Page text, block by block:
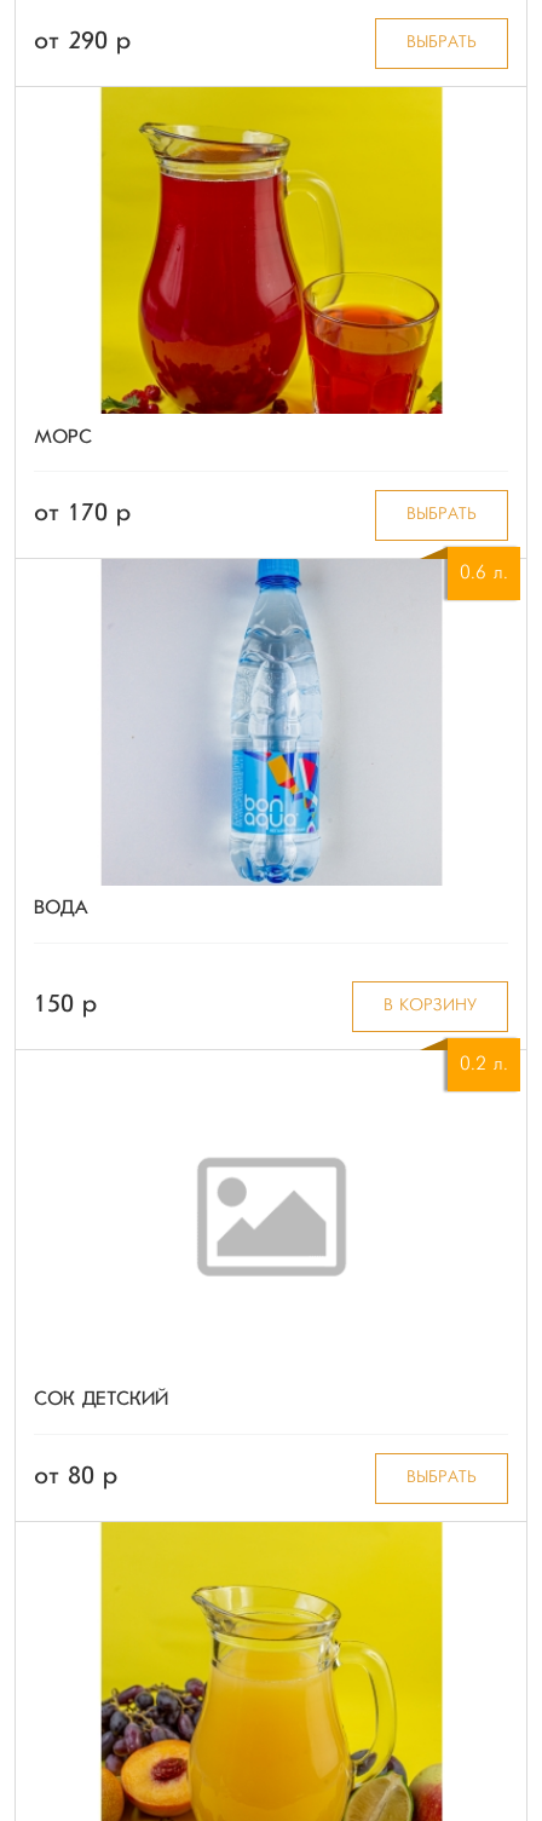
от 290 p ВЫБРАТЬ
МОРС
от 170 p ВЫБРАТЬ
0.6 л.
ВОДА
150 p В КОРЗИНУ
0.2 л.
СОК ДЕТСКИЙ
от 80 p ВЫБРАТЬ